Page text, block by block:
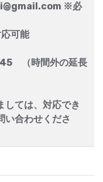
※必
可能
（時間外の延長
ては、対応でき
い合わせくださ